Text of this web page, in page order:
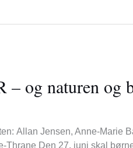
og naturen og
Allan Jensen, Anne-Marie
Thrane Den 27. juni skal